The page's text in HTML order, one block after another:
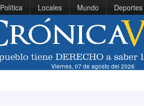
Política Locales Mundo Deportes
Viernes, 07 de agosto del 2026